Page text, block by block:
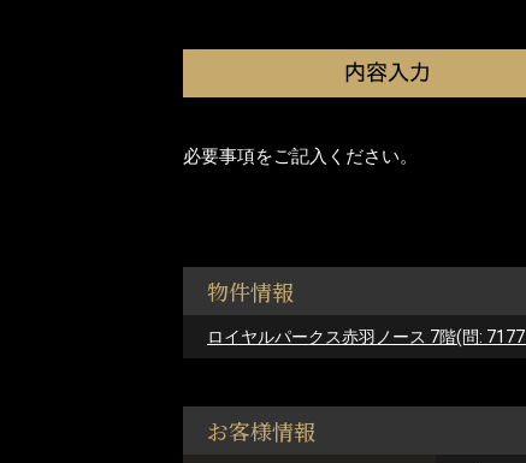
必要事項をご記入ください。
物件情報
ロイヤルパークス赤羽ノース 7階(問:
お客様情報